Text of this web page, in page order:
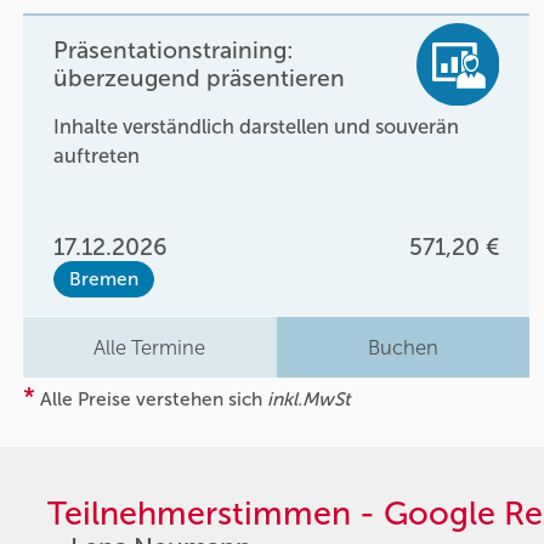
Präsentationstraining:
überzeugend präsentieren
Inhalte verständlich darstellen und souverän
auftreten
17.12.2026 571,20 €
Bremen
Alle Termine Buchen
* Alle Preise verstehen sich inkl.MwSt
Teilnehmerstimmen - Google